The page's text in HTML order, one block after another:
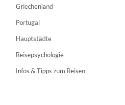
Griechenland
Portugal
Hauptstädte
Reisepsychologie
Infos & Tipps zum Reisen